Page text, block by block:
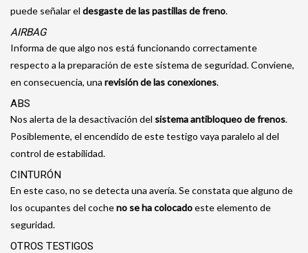
puede señalar el desgaste de las pastillas de freno.
AIRBAG
Informa de que algo nos está funcionando correctamente
respecto a la preparación de este sistema de seguridad. Conviene,
en consecuencia, una revisión de las conexiones.
ABS
Nos alerta de la desactivación del sistema antibloqueo de frenos.
Posiblemente, el encendido de este testigo vaya paralelo al del
control de estabilidad.
CINTURÓN
En este caso, no se detecta una avería. Se constata que alguno de
los ocupantes del cocheno se ha colocadoeste elemento de
seguridad.
OTROS TESTIGOS